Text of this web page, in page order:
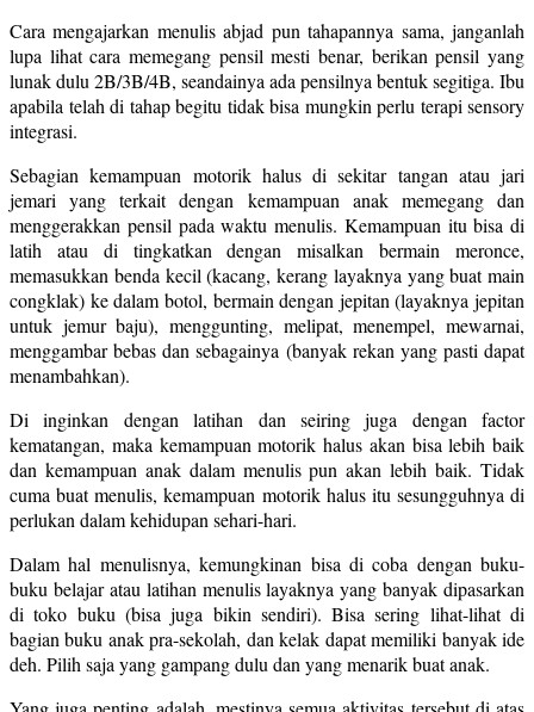
Cara mengajarkan menulis abjad pun tahapannya sama, janganlah
lupa lihat cara memegang pensil mesti benar, berikan pensil yang
lunak dulu 2B/3B/4B, seandainya ada pensilnya bentuk segitiga. Ibu
apabila telah di tahap begitu tidak bisa mungkin perlu terapi sensory
integrasi.
Sebagian kemampuan motorik halus di sekitar tangan atau jari
jemari yang terkait dengan kemampuan anak memegang dan
menggerakkan pensil pada waktu menulis. Kemampuan itu bisa di
latih atau di tingkatkan dengan misalkan bermain meronce,
memasukkan benda kecil (kacang, kerang layaknya yang buat main
congklak) ke dalam botol, bermain dengan jepitan (layaknya jepitan
untuk jemur baju), menggunting, melipat, menempel, mewarnai,
menggambar bebas dan sebagainya (banyak rekan yang pasti dapat
menambahkan).
Di inginkan dengan latihan dan seiring juga dengan factor
kematangan, maka kemampuan motorik halus akan bisa lebih baik
dan kemampuan anak dalam menulis pun akan lebih baik. Tidak
cuma buat menulis, kemampuan motorik halus itu sesungguhnya di
perlukan dalam kehidupan sehari-hari.
Dalam hal menulisnya, kemungkinan bisa di coba dengan buku-
buku belajar atau latihan menulis layaknya yang banyak dipasarkan
di toko buku (bisa juga bikin sendiri). Bisa sering lihat-lihat di
bagian buku anak pra-sekolah, dan kelak dapat memiliki banyak ide
deh. Pilih saja yang gampang dulu dan yang menarik buat anak.